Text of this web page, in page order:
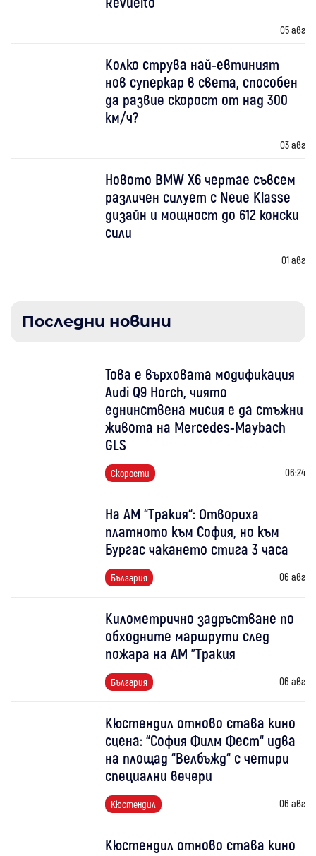
05 авг
Колко струва най-евтиният
нов суперкар в света, способен
да развие скорост от над 300
км/ч?
03 авг
Новото BMW X6 чертае съвсем
различен силует с Neue Klasse
дизайн и мощност до 612 конски
сили
01 авг
Последни новини
Това е върховата модификация
Audi Q9 Horch, чиято
еднинствена мисия е да стъжни
живота на Mercedes-Maybach
GLS
Скорости 06:24
На АМ “Тракия“: Отвориха
платното към София, но към
Бургас чакането стига 3 часа
България 06 авг
Километрично задръстване по
обходните маршрути след
пожара на АМ "Тракия
България 06 авг
Кюстендил отново става кино
сцена: “София Филм Фест“ идва
на площад “Велбъжд“ с четири
специални вечери
Кюстендил 06 авг
Кюстендил отново става кино